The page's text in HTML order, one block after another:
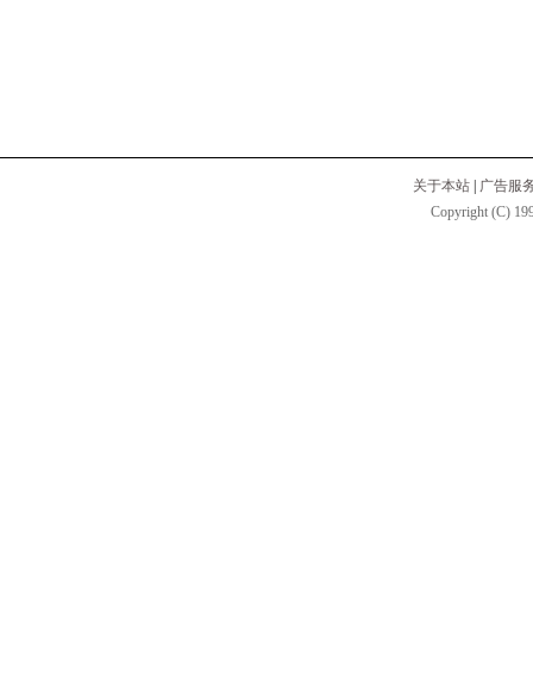
关于本站
广告服
Copyright (C)